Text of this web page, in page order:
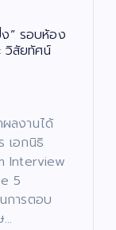
ง” รอบห้อง
วิสัยทัศน์
ผลงานได้
เอกนิธิ
Interview
5
การตอบ
…